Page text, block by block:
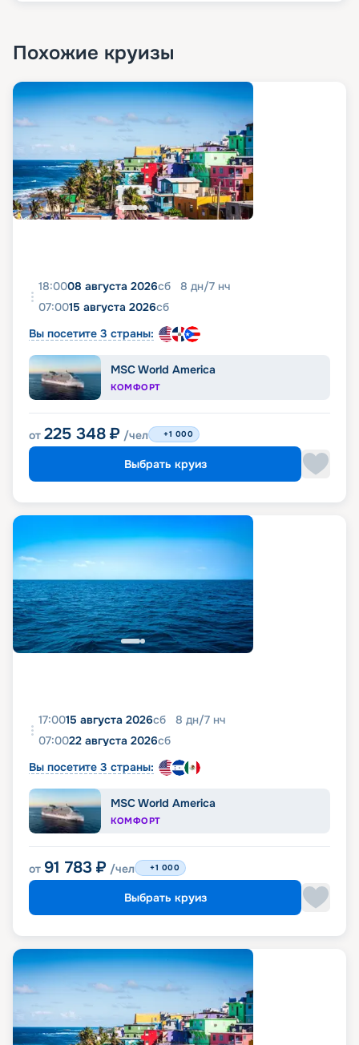
Похожие круизы
18:0008 августа 2026сб 8 дн/7 нч
07:0015 августа 2026сб
Вы посетите 3 страны:
MSC World America
КОМФОРТ
от 225 348 ₽ /чел +1 000
Выбрать круиз
17:0015 августа 2026сб 8 дн/7 нч
07:0022 августа 2026сб
Вы посетите 3 страны:
MSC World America
КОМФОРТ
от 91 783 ₽ /чел +1 000
Выбрать круиз